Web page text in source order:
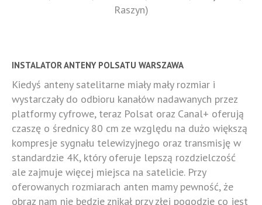
Raszyn)
INSTALATOR ANTENY POLSATU WARSZAWA
Kiedyś anteny satelitarne miały mały rozmiar i
wystarczały do odbioru kanałów nadawanych przez
platformy cyfrowe, teraz Polsat oraz Canal+ oferują
czaszę o średnicy 80 cm ze względu na dużo większą
kompresje sygnału telewizyjnego oraz transmisję w
standardzie 4K, który oferuje lepszą rozdzielczość
ale zajmuje więcej miejsca na satelicie. Przy
oferowanych rozmiarach anten mamy pewność, że
obraz nam nie będzie znikał przy złej pogodzie co jest